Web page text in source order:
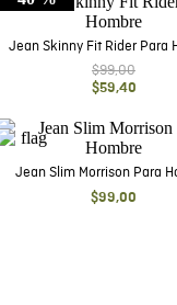
Jean Skinny Fit Rider Para
$99,00
$59,40
Jean Slim Morrison Para
$99,00